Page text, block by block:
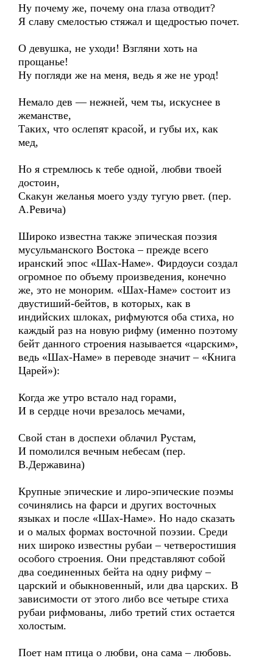
Ну почему же, почему она глаза отводит?
Я славу смелостью стяжал и щедростью почет.
О девушка, не уходи! Взгляни хоть на
прощанье!
Ну погляди же на меня, ведь я же не урод!
Немало дев — нежней, чем ты, искуснее в
жеманстве,
Таких, что ослепят красой, и губы их, как
мед,
Но я стремлюсь к тебе одной, любви твоей
достоин,
Скакун желанья моего узду тугую рвет. (пер.
А.Ревича)
Широко известна также эпическая поэзия
мусульманского Востока – прежде всего
иранский эпос «Шах-Наме». Фирдоуси создал
огромное по объему произведения, конечно
же, это не монорим. «Шах-Наме» состоит из
двустиший-бейтов, в которых, как в
индийских шлоках, рифмуются оба стиха, но
каждый раз на новую рифму (именно поэтому
бейт данного строения называется «царским»,
ведь «Шах-Наме» в переводе значит – «Книга
Царей»):
Когда же утро встало над горами,
И в сердце ночи врезалось мечами,
Свой стан в доспехи облачил Рустам,
И помолился вечным небесам (пер.
В.Державина)
Крупные эпические и лиро-эпические поэмы
сочинялись на фарси и других восточных
языках и после «Шах-Наме». Но надо сказать
и о малых формах восточной поэзии. Среди
них широко известны рубаи – четверостишия
особого строения. Они представляют собой
два соединенных бейта на одну рифму –
царский и обыкновенный, или два царских. В
зависимости от этого либо все четыре стиха
рубаи рифмованы, либо третий стих остается
холостым.
Поет нам птица о любви, она сама – любовь.